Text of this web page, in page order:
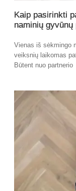
Kaip pasirinkti
naminių
Vienas iš sėkmingo
veiksnių laikomas
Būtent nuo partnerio